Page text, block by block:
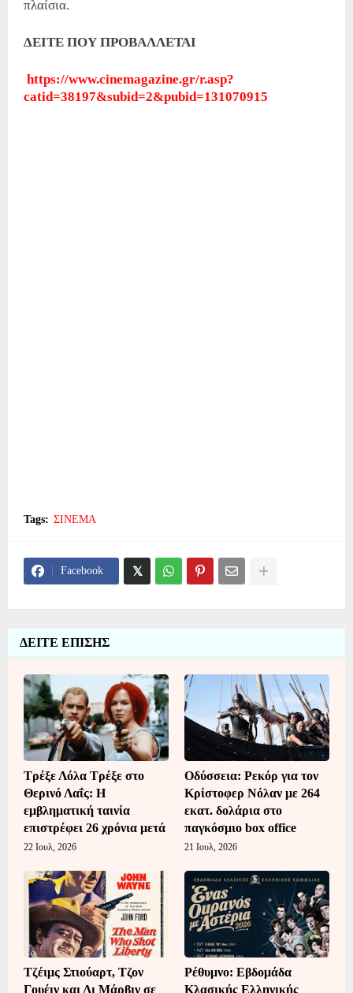
πλαίσια.
ΔΕΙΤΕ ΠΟΥ ΠΡΟΒΑΛΛΕΤΑΙ
https://www.cinemagazine.gr/r.asp?
catid=38197&subid=2&pubid=131070915
Tags: ΣΙΝΕΜΑ
Facebook
ΔΕΙΤΕ ΕΠΙΣΗΣ
Τρέξε Λόλα Τρέξε στο
Θερινό Λαΐς: Η
εμβληματική ταινία
επιστρέφει 26 χρόνια μετά
22 Ιουλ, 2026
Οδύσσεια: Ρεκόρ για τον
Κρίστοφερ Νόλαν με 264
εκατ. δολάρια στο
παγκόσμιο box office
21 Ιουλ, 2026
Τζέιμς Στιούαρτ, Τζον
Γουέιν και Λι Μάρβιν σε
Ρέθυμνο: Εβδομάδα
Κλασικής Ελληνικής